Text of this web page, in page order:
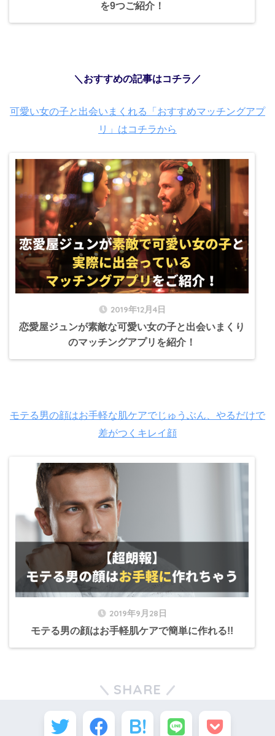
を9つご紹介！
＼おすすめの記事はコチラ／
可愛い女の子と出会いまくれる「おすすめマッチングアプ
リ」はコチラから
2019年12月4日
恋愛屋ジュンが素敵な可愛い女の子と出会いまくり
のマッチングアプリを紹介！
モテる男の顔はお手軽な肌ケアでじゅうぶん、やるだけで
差がつくキレイ顔
2019年9月28日
モテる男の顔はお手軽肌ケアで簡単に作れる!!
SHARE